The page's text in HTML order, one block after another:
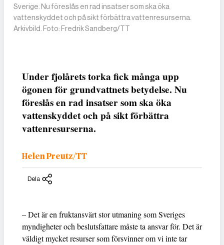
Sverige. Nu föreslås en rad insatser som ska öka
vattenskyddet och på sikt förbättra vattenresurserna.
Arkivbild. Foto: Fredrik Sandberg/TT
Under fjolårets torka fick många upp
ögonen för grundvattnets betydelse. Nu
föreslås en rad insatser som ska öka
vattenskyddet och på sikt förbättra
vattenresurserna.
Helen Preutz/TT
Dela
– Det är en fruktansvärt stor utmaning som Sveriges
myndigheter och beslutsfattare måste ta ansvar för. Det är
väldigt mycket resurser som försvinner om vi inte tar